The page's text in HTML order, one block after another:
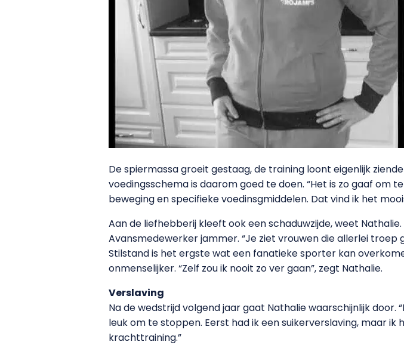
De spiermassa groeit gestaag, de training loont eigenlijk
voedingsschema is daarom goed te doen. “Het is zo gaaf om
beweging en specifieke voedinsgmiddelen. Dat vind ik het
Aan de liefhebberij kleeft ook een schaduwzijde, weet
Avansmedewerker jammer. “Je ziet vrouwen die allerlei
Stilstand is het ergste wat een fanatieke sporter kan
onmenselijker. “Zelf zou ik nooit zo ver gaan”, zegt Nathalie.
Verslaving
Na de wedstrijd volgend jaar gaat Nathalie waarschijnlijk door.
leuk om te stoppen. Eerst had ik een suikerverslaving, maar ik
krachttraining.”